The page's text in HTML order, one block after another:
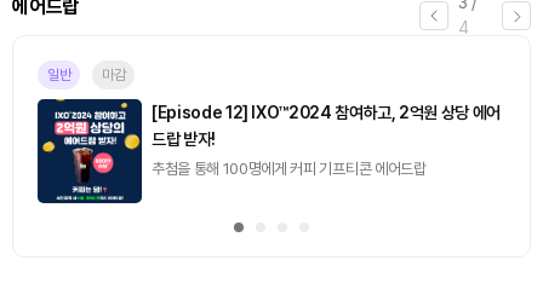
4
에어드랍
일반 마감
[Episode 12] IXO™2024 참여하고, 2억원 상당 에어
드랍 받자!
추첨을 통해 100명에게 커피 기프티콘 에어드랍